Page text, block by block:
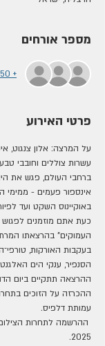
מספר אורחים
+ 50 אורחים אחרים
פרטי האירוע
על המרצה: אלון צנגוט,
עשרות צוללים וחובבי
ברחבי העולם, פגש את
אינספור פעמים - ממימי
באוקיינוס השקט ועד
כעת אתם מוזמנים לפגוש
העמוקים" בהרצאתו
בעקבות האורקות,
הסנפיר, ענקי הים
ההרצאה תתקיים ביום
ההכרזה על הזוכים
עמותת דלפיס.
2025.